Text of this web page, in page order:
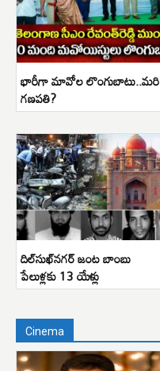
భారీగా మావోల లొంగుబాటు..మరి
గణపతి?
దిల్‌సుఖ్‌నగర్ జంట బాంబు
పేలుళ్లకు 13 యేళ్లు
Cinema